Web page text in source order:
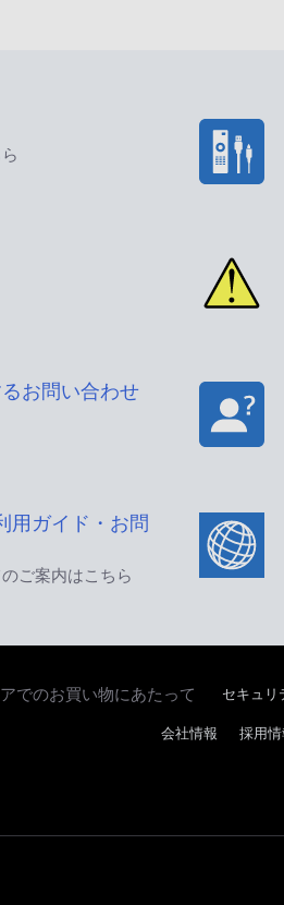
お問い合わせ
用ガイド・お問
ご案内はこちら
でのお買い物にあたって セキュリ
会社情報 採用情